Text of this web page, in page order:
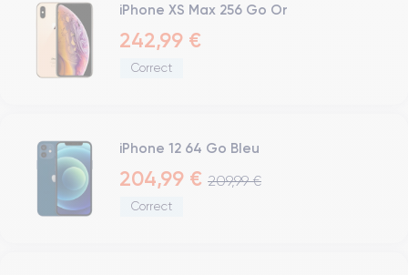
iPhone XS Max 256 Go Or
242,99 €
Correct
iPhone 12 64 Go Bleu
204,99 € 209,99 €
Correct